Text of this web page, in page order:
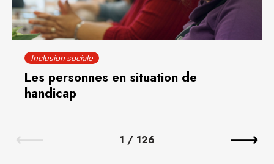
Inclusion sociale
Les personnes en situation de
handicap
1 / 126